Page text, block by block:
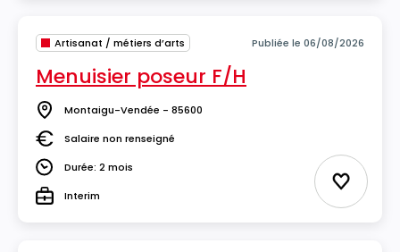
Artisanat / métiers d’arts Publiée le 06/08/2026
Menuisier poseur F/H
Lieu Montaigu-Vendée - 85600
SalaireSalaire non renseigné
DuréeDurée: 2 mois
TypeInterim Ajouter